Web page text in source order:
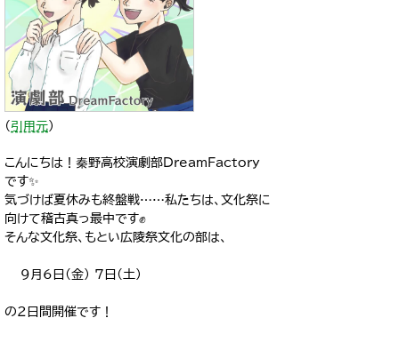
（ 引用元）
こんにちは！秦野高校演劇部DreamFactory
です✨️
気づけば夏休みも終盤戦……私たちは、文化祭に
向けて稽古真っ最中です✊
そんな文化祭、もとい広陵祭文化の部は、
9月6日(金) 7日(土)
の2日間開催です！